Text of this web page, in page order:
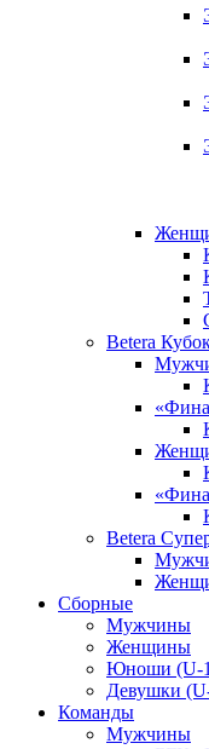
Betera
Betera
Сборные
Мужчины
Женщины
Юноши (U-
Девушки
Команды
Мужчины